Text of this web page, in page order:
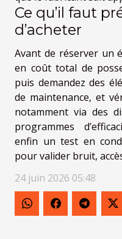
Ce qu’il faut
d’acheter
Avant de réserver un
en coût total de
puis demandez des
de maintenance, et
notamment via des
programmes
enfin un test en
pour valider bruit,
24 juin 2026 05:48